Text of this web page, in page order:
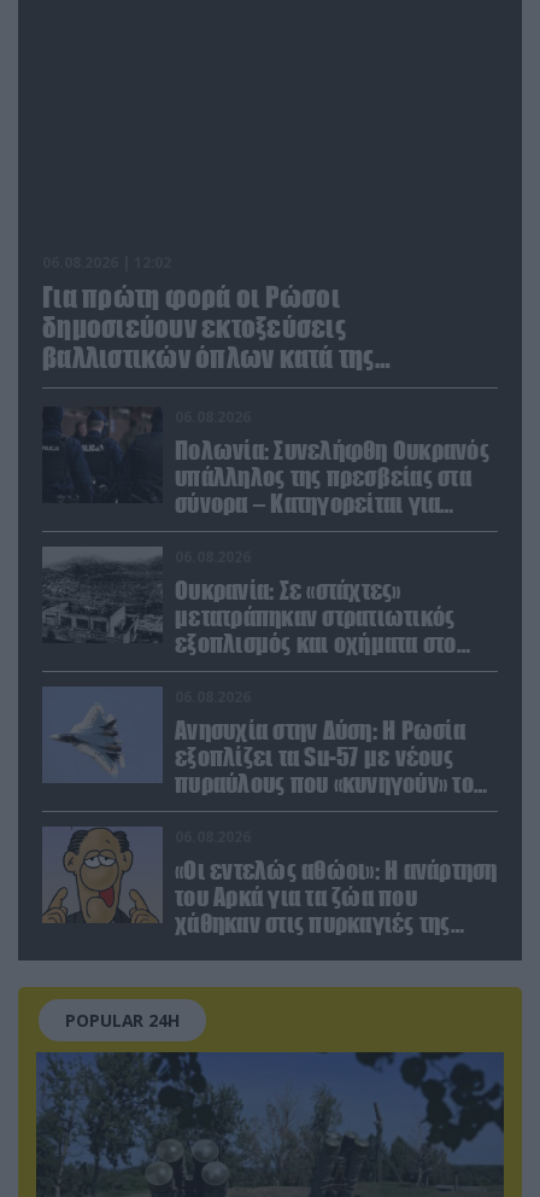
Για πρώτη φορά οι Ρώσοι
δημοσιεύουν εκτοξεύσεις
βαλλιστικών όπλων κατά της
Ουκρανίας
Πολωνία: Συνελήφθη Ουκρανός
υπάλληλος της πρεσβείας στα
σύνορα – Κατηγορείται για
μεταφορά μεγάλων ποσών και
Ουκρανία: Σε «στάχτες»
μετατράπηκαν στρατιωτικός
εξοπλισμός και οχήματα στο
Κίεβο μετά από ρωσικά
Ανησυχία στην Δύση: H Ρωσία
εξοπλίζει τα Su-57 με νέους
πυραύλους που «κυνηγούν» τον
στόχο μέσα από παρεμβολές!
«Οι εντελώς αθώοι»: Η ανάρτηση
του Αρκά για τα ζώα που
χάθηκαν στις πυρκαγιές της
POPULAR 24H